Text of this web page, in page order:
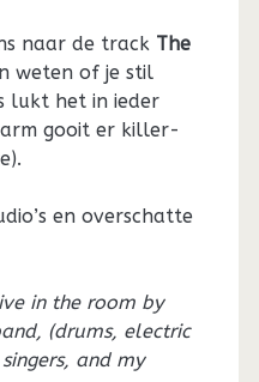
naar de track The
weten of je stil
lukt het in ieder
gooit er killer-
en overschatte
in the room by
(drums, electric
and my